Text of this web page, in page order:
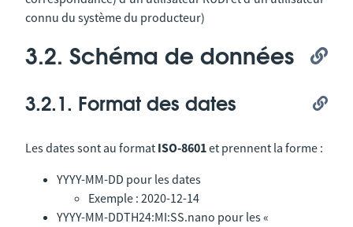
connu du système du producteur)
3.2. Schéma de données
3.2.1. Format des dates
Les dates sont au format ISO-8601et prennent la forme :
YYYY-MM-DD pour les dates
Exemple : 2020-12-14
YYYY-MM-DDTH24:MI:SS.nano pour les «